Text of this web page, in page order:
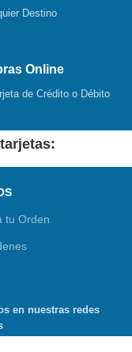
Destino
Online
de Crédito o Débito
tu Orden
en nuestras redes